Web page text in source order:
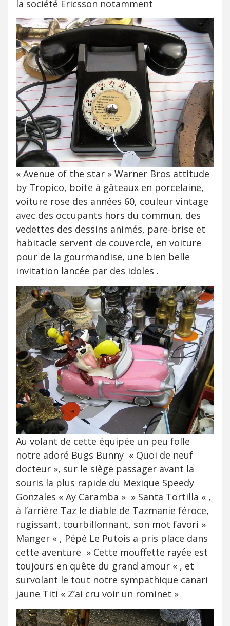
la société Ericsson notamment
« Avenue of the star » Warner Bros attitude
by Tropico, boite à gâteaux en porcelaine,
voiture rose des années 60, couleur vintage
avec des occupants hors du commun, des
vedettes des dessins animés, pare-brise et
habitacle servent de couvercle, en voiture
pour de la gourmandise, une bien belle
invitation lancée par des idoles .
Au volant de cette équipée un peu folle
notre adoré Bugs Bunny « Quoi de neuf
docteur », sur le siège passager avant la
souris la plus rapide du Mexique Speedy
Gonzales « Ay Caramba » » Santa Tortilla « ,
à l’arrière Taz le diable de Tazmanie féroce,
rugissant, tourbillonnant, son mot favori »
Manger « , Pépé Le Putois a pris place dans
cette aventure » Cette mouffette rayée est
toujours en quête du grand amour « , et
survolant le tout notre sympathique canari
jaune Titi « Z’ai cru voir un rominet »